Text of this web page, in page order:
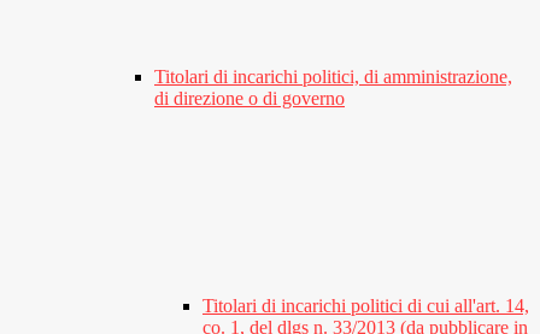
Titolari di incarichi politici, di amministrazione,
di direzione o di governo
Titolari di incarichi politici di cui all'art. 14,
co. 1, del dlgs n. 33/2013 (da pubblicare in